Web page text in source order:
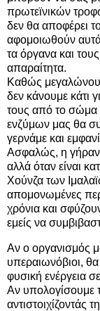
πρωτεϊνικών
δεν θα αποφέρει
αφομοιωθούν αυτά
τα όργανα και
απαραίτητα.
Καθώς
δεν κάνουμε κάτι
τους από το σώμα
ενζύμων μας θα
γερνάμε και
Ασφαλώς, η
αλλά όταν είναι
Χούνζα των
απομονωμένες
χρόνια και
εμείς να
Αν ο οργανισμός
υπεραιωνόβιοι, θα
φυσική ενέργεια
Αν υπολογίσουμε
αντιστοιχίζοντάς